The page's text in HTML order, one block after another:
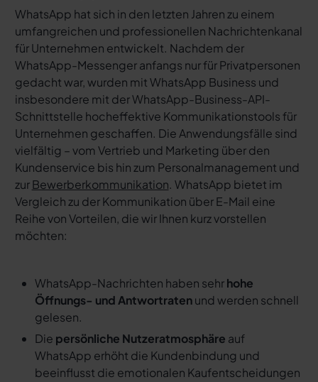
WhatsApp hat sich in den letzten Jahren zu einem
umfangreichen und professionellen Nachrichtenkanal
für Unternehmen entwickelt. Nachdem der
WhatsApp-Messenger anfangs nur für Privatpersonen
gedacht war, wurden mit WhatsApp Business und
insbesondere mit der WhatsApp-Business-API-
Schnittstelle hocheffektive Kommunikationstools für
Unternehmen geschaffen. Die Anwendungsfälle sind
vielfältig – vom Vertrieb und Marketing über den
Kundenservice bis hin zum Personalmanagement und
zurBewerberkommunikation. WhatsApp bietet im
Vergleich zu der Kommunikation über E-Mail eine
Reihe von Vorteilen, die wir Ihnen kurz vorstellen
möchten:
WhatsApp-Nachrichten haben sehrhohe
Öffnungs- und Antwortratenund werden schnell
gelesen.
Die persönliche Nutzeratmosphäre auf
WhatsApp erhöht die Kundenbindung und
beeinflusst die emotionalen Kaufentscheidungen